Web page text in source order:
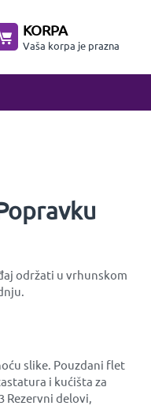
KORPA
Vaša korpa je prazna
održati u vrhunskom
slike. Pouzdani flet
i kućišta za
Rezervni delovi,